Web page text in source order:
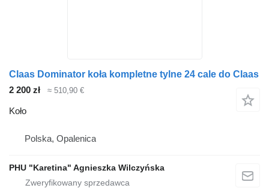
Claas Dominator koła kompletne tylne 24 cale do Claas
2 200 zł
≈ 510,90 €
Koło
Polska, Opalenica
PHU "Karetina" Agnieszka Wilczyńska